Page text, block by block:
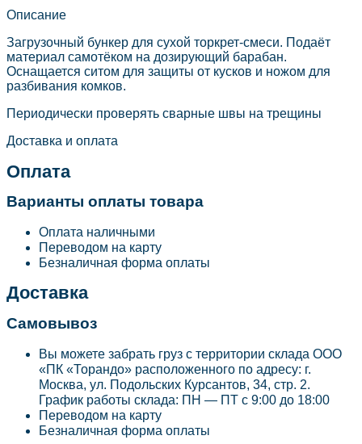
Описание
Загрузочный бункер для сухой торкрет-смеси. Подаёт
материал самотёком на дозирующий барабан.
Оснащается ситом для защиты от кусков и ножом для
разбивания комков.
Периодически проверять сварные швы на трещины
Доставка и оплата
Оплата
Варианты оплаты товара
Оплата наличными
Переводом на карту
Безналичная форма оплаты
Доставка
Самовывоз
Вы можете забрать груз с территории склада ООО
«ПК «Торандо» расположенного по адресу: г.
Москва, ул. Подольских Курсантов, 34, стр. 2.
График работы склада: ПН — ПТ с 9:00 до 18:00
Переводом на карту
Безналичная форма оплаты